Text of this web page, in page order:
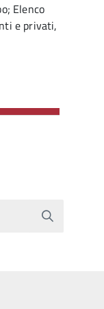
Elenco
e privati,